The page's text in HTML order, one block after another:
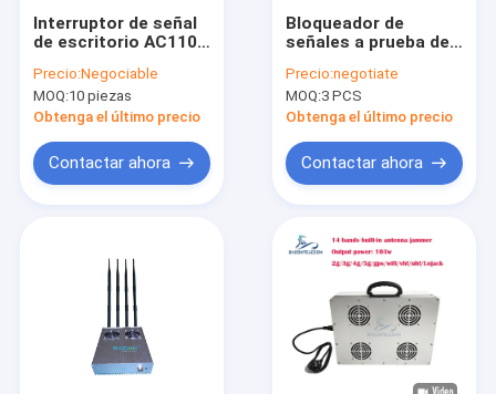
Interruptor de señal
de escritorio AC110V
para 2G 3G 4G 5G
WiFi Bluetooth
Bloqueo de hasta
Precio:Negociable
MOQ:10 piezas
Obtenga el último precio
Contactar ahora
Bloqueador de
señales a prueba de
Precio:negotiate
MOQ:3 PCS
Obtenga el último precio
Contactar ahora